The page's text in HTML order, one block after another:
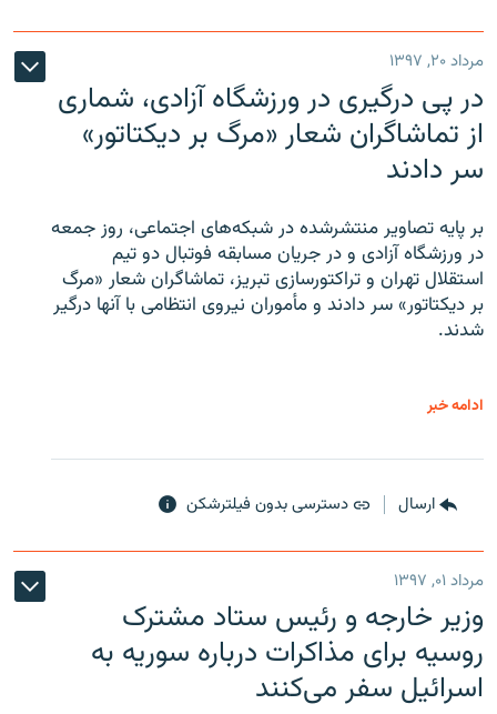
مرداد ۲۰, ۱۳۹۷
در پی درگیری در ورزشگاه آزادی، شماری
از تماشاگران شعار «مرگ بر دیکتاتور»
سر دادند
بر پایه تصاویر منتشرشده در شبکه‌های اجتماعی، روز جمعه
در ورزشگاه آزادی و در جریان مسابقه فوتبال دو تیم
استقلال تهران و تراکتورسازی تبریز، تماشاگران شعار «مرگ
بر دیکتاتور» سر دادند و مأموران نیروی انتظامی با آنها درگیر
شدند.
ادامه خبر
ارسال دسترسی بدون فیلترشکن
مرداد ۰۱, ۱۳۹۷
وزیر خارجه و رئیس‌ ستاد مشترک
روسیه برای مذاکرات درباره سوریه به
اسرائیل سفر می‌کنند